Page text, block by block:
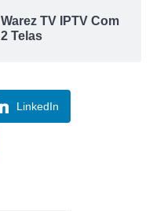
Warez TV IPTV Com
2 Telas
LinkedIn